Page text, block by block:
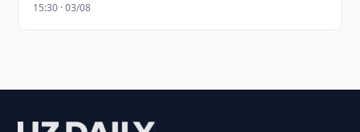
15:30 · 03/08